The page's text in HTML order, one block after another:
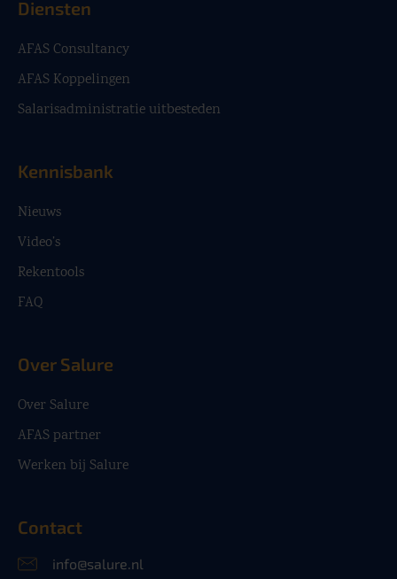
Diensten
AFAS Consultancy
AFAS Koppelingen
Salarisadministratie uitbesteden
Kennisbank
Nieuws
Video’s
Rekentools
FAQ
Over Salure
Over Salure
AFAS partner
Werken bij Salure
Contact
info@salure.nl